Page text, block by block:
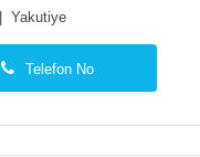
Yakutiye
Telefon No